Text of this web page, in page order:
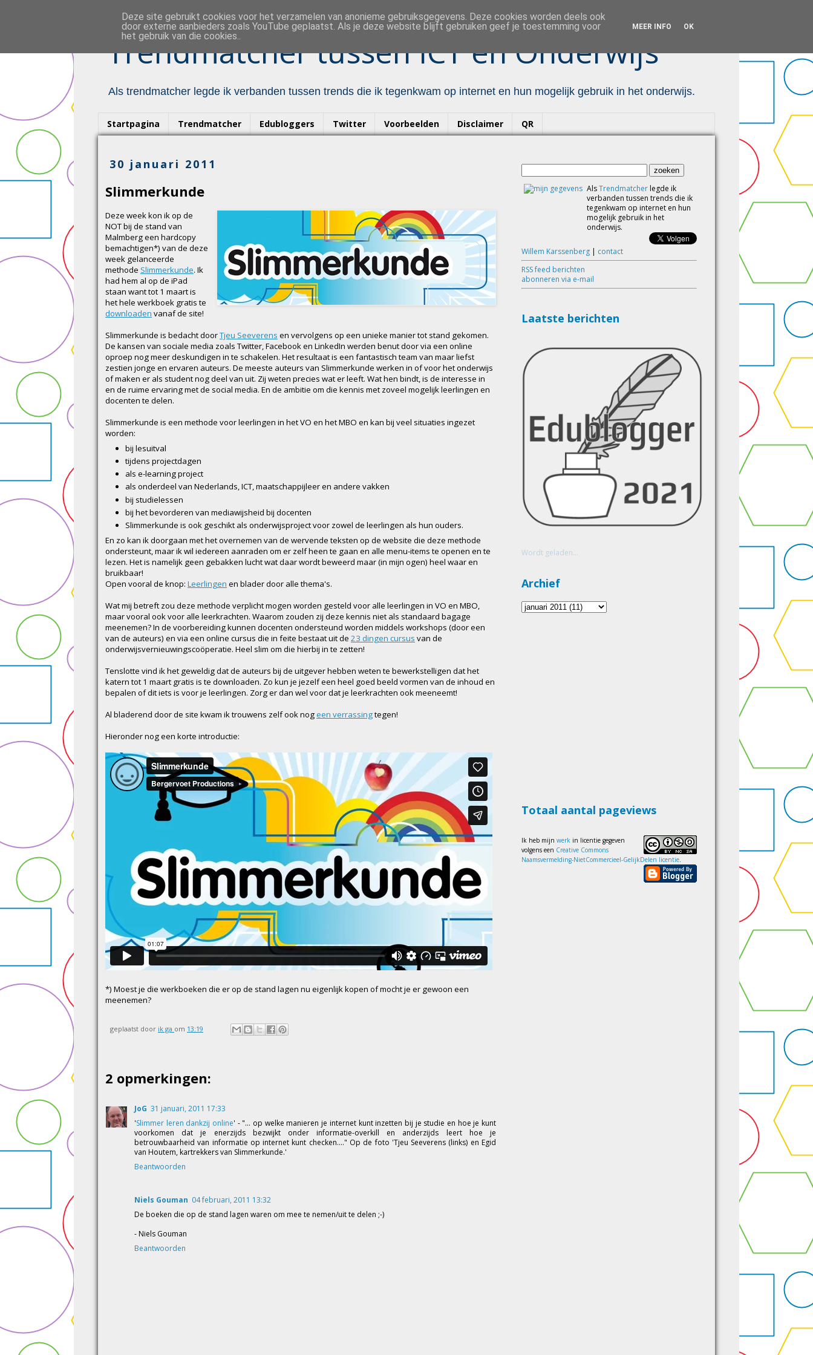
Trendmatcher tussen ICT en Onderwijs ™
Als trendmatcher legde ik verbanden tussen trends die ik tegenkwam op internet en hun mogelijk gebruik in het onderwijs.
Startpagina Trendmatcher Edubloggers Twitter Voorbeelden Disclaimer QR
30 januari 2011
Slimmerkunde
Deze week kon ik op de
NOT bij de stand van
Malmberg een hardcopy
bemachtigen*) van de deze
week gelanceerde
methode Slimmerkunde. Ik
had hem al op de iPad
staan want tot 1 maart is
het hele werkboek gratis te
downloaden vanaf de site!
Slimmerkunde is bedacht doorTjeu Seeverens en vervolgens op een unieke manier tot stand gekomen.
De kansen van sociale media zoals Twitter, Facebook en LinkedIn werden benut door via een online
oproep nog meer deskundigen in te schakelen. Het resultaat is een fantastisch team van maar liefst
zestien jonge en ervaren auteurs. De meeste auteurs van Slimmerkunde werken in of voor het onderwijs
of maken er als student nog deel van uit. Zij weten precies wat er leeft. Wat hen bindt, is de interesse in
en de ruime ervaring met de social media. En de ambitie om die kennis met zoveel mogelijk leerlingen en
docenten te delen.
Slimmerkunde is een methode voor leerlingen in het VO en het MBO en kan bij veel situaties ingezet
worden:
bij lesuitval
tijdens projectdagen
als e-learning project
als onderdeel van Nederlands, ICT, maatschappijleer en andere vakken
bij studielessen
bij het bevorderen van mediawijsheid bij docenten
Slimmerkunde is ook geschikt als onderwijsproject voor zowel de leerlingen als hun ouders.
En zo kan ik doorgaan met het overnemen van de wervende teksten op de website die deze methode
ondersteunt, maar ik wil iedereen aanraden om er zelf heen te gaan en alle menu-items te openen en te
lezen. Het is namelijk geen gebakken lucht wat daar wordt beweerd maar (in mijn ogen) heel waar en
bruikbaar!
Open vooral de knop: Leerlingen en blader door alle thema's.
Wat mij betreft zou deze methode verplicht mogen worden gesteld voor alle leerlingen in VO en MBO,
maar vooral ook voor alle leerkrachten. Waarom zouden zij deze kennis niet als standaard bagage
meenemen? In de voorbereiding kunnen docenten ondersteund worden middels workshops (door een
van de auteurs) en via een online cursus die in feite bestaat uit de 23 dingen cursus van de
onderwijsvernieuwingscoöperatie. Heel slim om die hierbij in te zetten!
Tenslotte vind ik het geweldig dat de auteurs bij de uitgever hebben weten te bewerkstelligen dat het
katern tot 1 maart gratis is te downloaden. Zo kun je jezelf een heel goed beeld vormen van de inhoud en
bepalen of dit iets is voor je leerlingen. Zorg er dan wel voor dat je leerkrachten ook meeneemt!
Al bladerend door de site kwam ik trouwens zelf ook nogeen verrassingtegen!
Hieronder nog een korte introductie:
*) Moest je die werkboeken die er op de stand lagen nu eigenlijk kopen of mocht je er gewoon een
meenemen?
geplaatst door ik ga om 13:19
2 opmerkingen:
JoG 31 januari, 2011 17:33
'Slimmer leren dankzij online' - "... op welke manieren je internet kunt inzetten bij je studie en hoe je kunt
voorkomen dat je enerzijds bezwijkt onder informatie-overkill en anderzijds leert hoe je
betrouwbaarheid van informatie op internet kunt checken...." Op de foto 'Tjeu Seeverens (links) en Egid
van Houtem, kartrekkers van Slimmerkunde.'
Beantwoorden
Niels Gouman 04 februari, 2011 13:32
De boeken die op de stand lagen waren om mee te nemen/uit te delen ;-)
- Niels Gouman
Beantwoorden
AlsTrendmatcher legde ik
verbanden tussen trends die ik
tegenkwam op internet en hun
mogelijk gebruik in het
onderwijs.
Willem Karssenberg | contact
RSS feed berichten
abonneren via e-mail
Laatste berichten
Wordt geladen...
Archief
Totaal aantal pageviews
Ik heb mijn werk in licentie gegeven
volgens een Creative Commons
Naamsvermelding-NietCommercieel-GelijkDelen licentie
Deze site gebruikt cookies voor het verzamelen van anonieme gebruiksgegevens. Deze cookies worden deels ook
door externe aanbieders zoals YouTube geplaatst. Als je deze website blijft gebruiken geef je toestemming voor
het gebruik van die cookies..
MEER INFO OK